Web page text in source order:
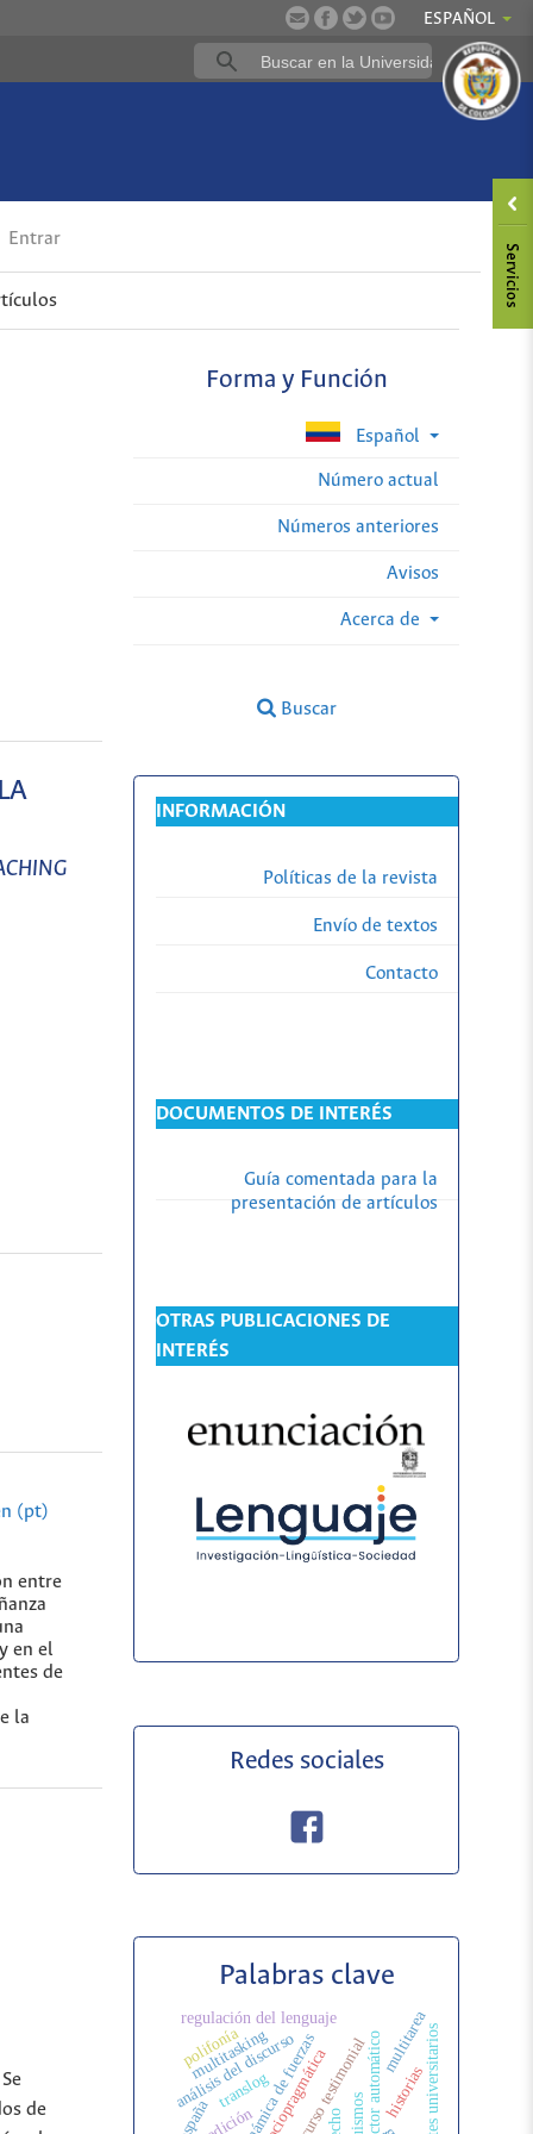
ESPAÑOL
Entrar
Forma y Función
Español
Número actual
Números anteriores
Avisos
Acerca de
Buscar
(pt)
entre
en el
de
la
de
INFORMACIÓN
Políticas de la revista
Envío de textos
Contacto
DOCUMENTOS DE INTERÉS
Guía comentada para la
presentación de artículos
OTRAS PUBLICACIONES DE
INTERÉS
Redes sociales
Palabras clave
dinámica de fuerzasdiscurso testimonial
análisis del discurso traductor automático
translogsociopragmática historias
multitarea
multitasking
regulación del lenguaje
polifonía
españa